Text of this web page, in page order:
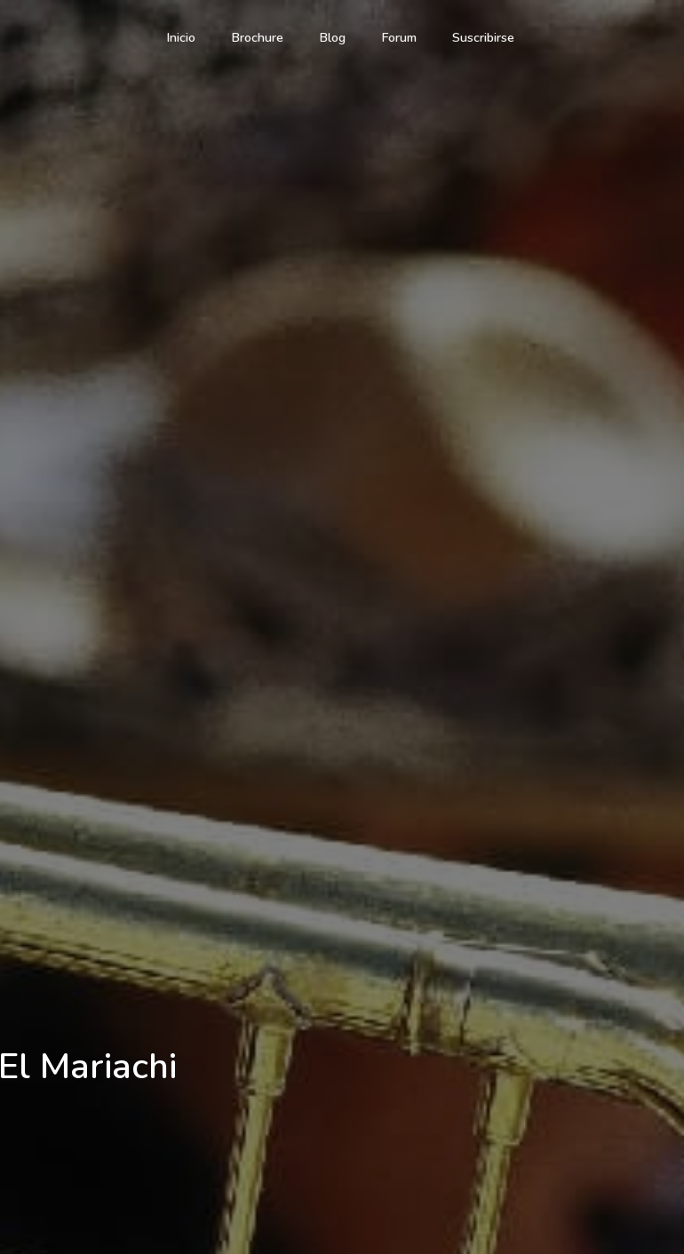
Inicio Brochure Blog Forum Suscribirse
El Mariachi